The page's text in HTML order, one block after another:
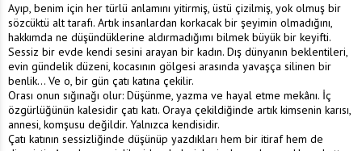
Ayıp, benim için her türlü anlamını yitirmiş, üstü çizilmiş, yok olmuş bir
sözcüktü alt tarafı. Artık insanlardan korkacak bir şeyimin olmadığını,
hakkımda ne düşündüklerine aldırmadığımı bilmek büyük bir keyifti.
Sessiz bir evde kendi sesini arayan bir kadın. Dış dünyanın beklentileri,
evin gündelik düzeni, kocasının gölgesi arasında yavaşça silinen bir
benlik... Ve o, bir gün çatı katına çekilir.
Orası onun sığınağı olur: Düşünme, yazma ve hayal etme mekânı. İç
özgürlüğünün kalesidir çatı katı. Oraya çekildiğinde artık kimsenin karısı,
annesi, komşusu değildir. Yalnızca kendisidir.
Çatı katının sessizliğinde düşünüp yazdıkları hem bir itiraf hem de